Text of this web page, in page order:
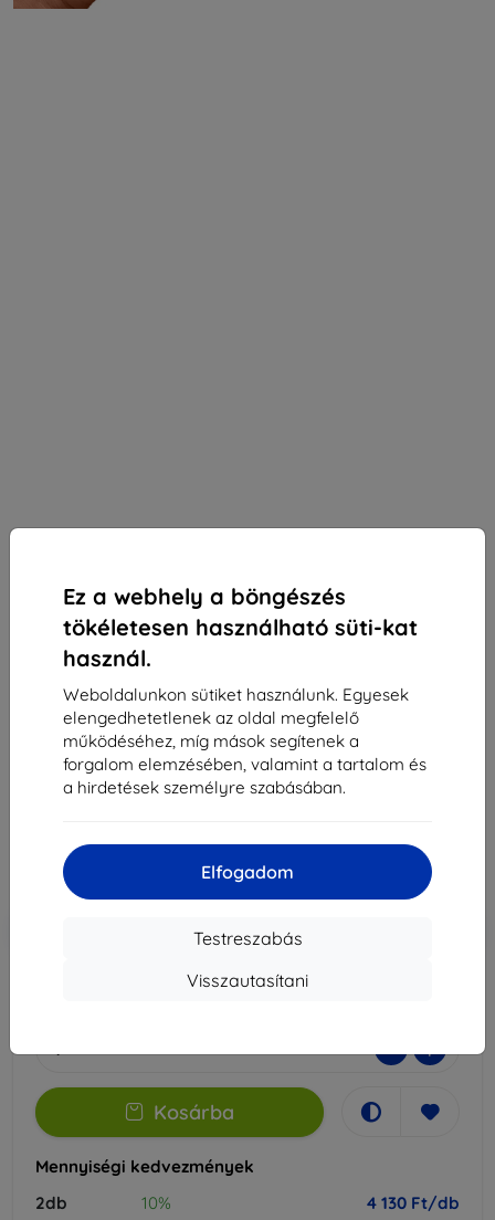
Ez a webhely a böngészés
tökéletesen használható süti-kat
használ.
Weboldalunkon sütiket használunk. Egyesek
elengedhetetlenek az oldal megfelelő
működéséhez, míg mások segítenek a
forgalom elemzésében, valamint a tartalom és
a hirdetések személyre szabásában.
Elfogadom
Testreszabás
Visszautasítani
3mk Silky Matt Privacy védőfólia OnePlus Nord 5-
Alkalmas: OnePlus Nord 5
5 089 Ft
4 130 Ft
Ár ÁFA nelkül
Kedvezmény kuponnal EXTRA10
- +
Kosárba
Mennyiségi kedvezmények
2db
10% 4 130 Ft/db